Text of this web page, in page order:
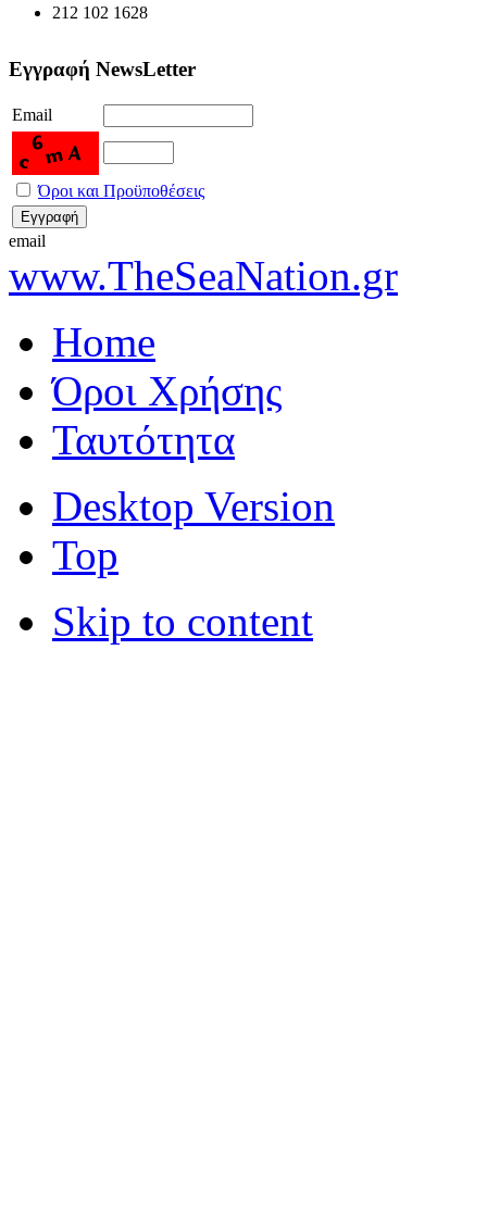
212 102 1628
Εγγραφή NewsLetter
Email
Όροι και Προϋποθέσεις
email
www.TheSeaNation.gr
Home
Όροι Χρήσης
Ταυτότητα
Desktop Version
Top
Skip to content